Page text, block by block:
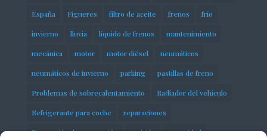
España Figueres filtro de aceite frenos frío
invierno lluvia líquido de frenos mantenimiento
mecánica motor motor diésel neumáticos
neumáticos de invierno parking pastillas de freno
Problemas de sobrecalentamiento Radiador del vehículo
Refrigerante para coche reparaciones
Reparación de suspensión revisión seguridad